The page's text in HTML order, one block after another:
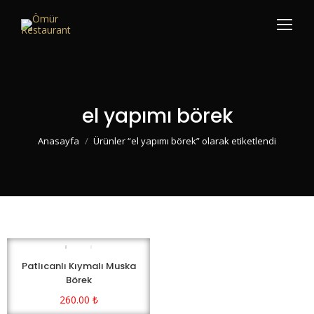
el yapımı börek
You are here:
Anasayfa Ürünler “el yapımı börek” olarak etiketlendi
Patlıcanlı Kıymalı Muska
Börek
260.00 ₺